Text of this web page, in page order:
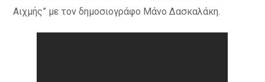
Αιχμής” με τον δημοσιογράφο Μάνο Δασκαλάκη.